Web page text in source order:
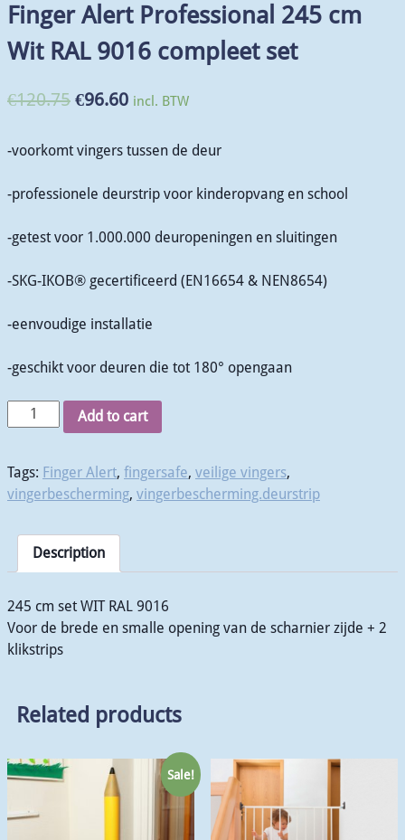
Finger Alert Professional 245 cm
Wit RAL 9016 compleet set
€120.75 €96.60 incl. BTW
-voorkomt vingers tussen de deur
-professionele deurstrip voor kinderopvang en school
-getest voor 1.000.000 deuropeningen en sluitingen
-SKG-IKOB® gecertificeerd (EN16654 & NEN8654)
-eenvoudige installatie
-geschikt voor deuren die tot 180° opengaan
Add to cart
Tags: Finger Alert, fingersafe, veilige vingers,
vingerbescherming, vingerbescherming.deurstrip
Description
245 cm set WIT RAL 9016
Voor de brede en smalle opening van de scharnier zijde + 2
klikstrips
Related products
Sale!